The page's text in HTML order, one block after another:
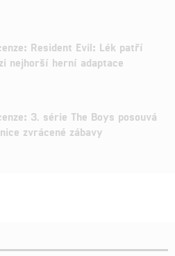
Resident Evil: Lék patří
nejhorší herní adaptace
3. série The Boys posouvá
zvrácené zábavy